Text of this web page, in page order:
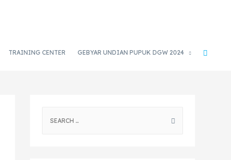
TRAINING CENTER GEBYAR UNDIAN PUPUK DGW 2024